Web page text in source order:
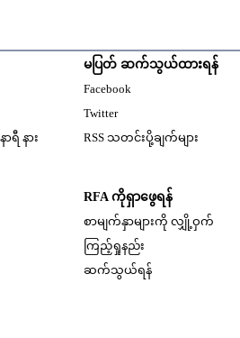
ရီ နား
မပြတ် ဆက်သွယ်ထားရန်
Facebook
Twitter
RSS သတင်းပို့ချက်များ
RFA ကိုရှာဖွေရန်
စာမျက်နှာများကို လျှို့ဝှက်
ကြည့်ရှုနည်း
ဆက်သွယ်ရန်